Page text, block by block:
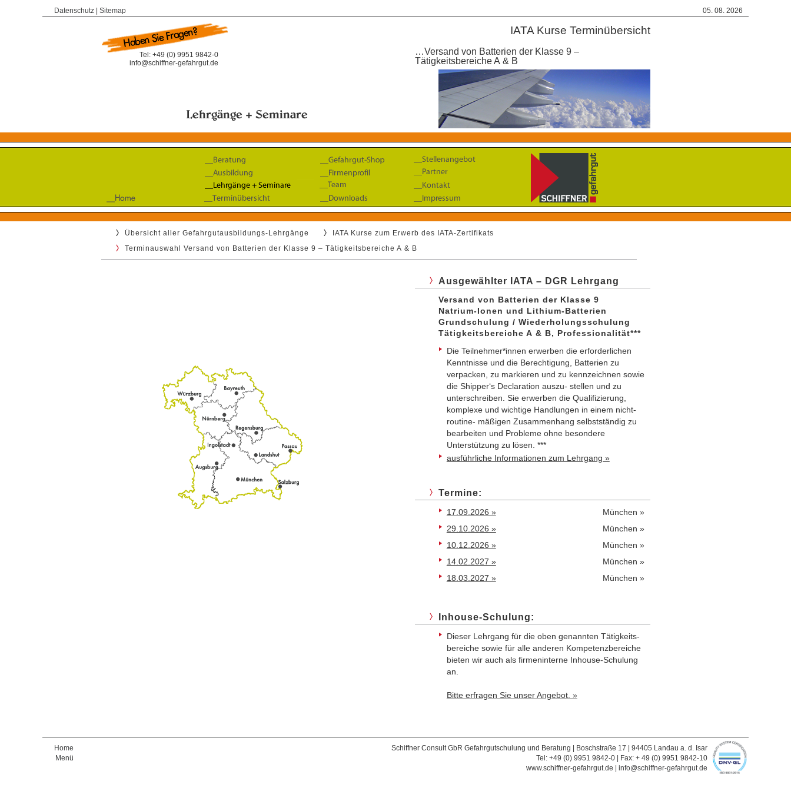
05. 08. 2026
Datenschutz Sitemap
Tel: +49 (0) 9951 9842-0
info@schiffner-gefahrgut.de
Übersicht aller Gefahrgutausbildungs-Lehrgänge
IATA Kurse zum Erwerb des IATA-Zertifikats
Terminauswahl Versand von Batterien der Klasse 9 – Tätigkeitsbereiche A & B
IATA Kurse Terminübersicht
…Versand von Batterien der Klasse 9 –
Tätigkeitsbereiche A & B
Ausgewählter IATA – DGR Lehrgang
Versand von Batterien der Klasse 9
Natrium-Ionen und Lithium-Batterien
Grundschulung / Wiederholungsschulung
Tätigkeitsbereiche A & B, Professionalität***
Die Teilnehmer*innen erwerben die erforderlichen
Kenntnisse und die Berechtigung, Batterien zu
verpacken, zu markieren und zu kennzeichnen sowie
die Shipper‘s Declaration auszu- stellen und zu
unterschreiben. Sie erwerben die Qualifizierung,
komplexe und wichtige Handlungen in einem nicht-
routine- mäßigen Zusammenhang selbstständig zu
bearbeiten und Probleme ohne besondere
Unterstützung zu lösen. ***
ausführliche Informationen zum Lehrgang »
Termine:
17.09.2026 »
München »
29.10.2026 »
München »
10.12.2026 »
München »
14.02.2027 »
München »
18.03.2027 »
München »
Inhouse-Schulung:
Dieser Lehrgang für die oben genannten Tätig­keits­
bereiche sowie für alle anderen Kompetenz­bereiche
bieten wir auch als firmen­interne Inhouse-Schulung
an.
Bitte erfragen Sie unser Angebot. »
Home
Menü
Schiffner Consult GbR Gefahrgutschulung und Beratung | Boschstraße 17 | 94405 Landau a. d. Isar
Tel: +49 (0) 9951 9842-0 | Fax: + 49 (0) 9951 9842-10
www.schiffner-gefahrgut.de | info@schiffner-gefahrgut.de